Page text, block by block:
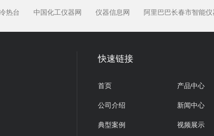
热台 中国化工仪器网 仪器信息网 阿里巴巴长春市智能
快速链接
首页 产品中心
公司介绍 新闻中心
典型案例 视频展示